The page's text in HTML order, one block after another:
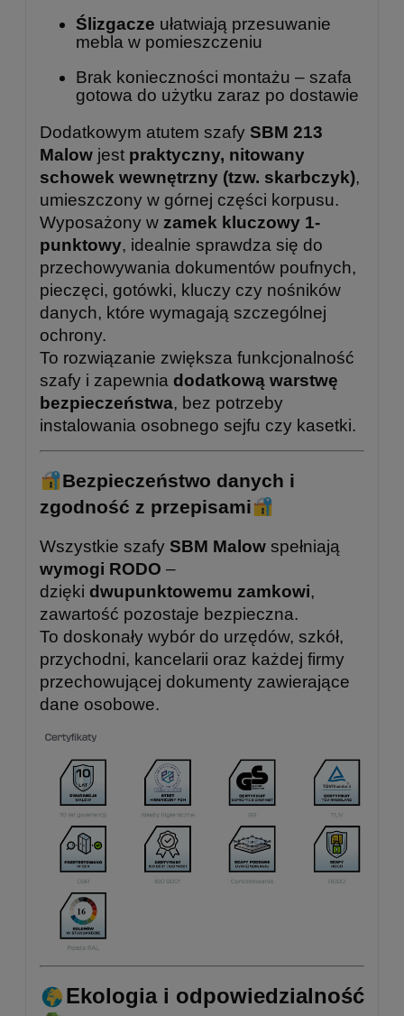
Ślizgacze ułatwiają przesuwanie
mebla w pomieszczeniu
Brak konieczności montażu – szafa
gotowa do użytku zaraz po dostawie
Dodatkowym atutem szafy SBM 213
Malow jest praktyczny, nitowany
schowek wewnętrzny (tzw. skarbczyk),
umieszczony w górnej części korpusu.
Wyposażony w zamek kluczowy 1-
punktowy, idealnie sprawdza się do
przechowywania dokumentów poufnych,
pieczęci, gotówki, kluczy czy nośników
danych, które wymagają szczególnej
ochrony.
To rozwiązanie zwiększa funkcjonalność
szafy i zapewnia dodatkową warstwę
bezpieczeństwa, bez potrzeby
instalowania osobnego sejfu czy kasetki.
Bezpieczeństwo danych i
zgodność z przepisami
Wszystkie szafy SBM Malow spełniają
wymogi RODO –
dzięki dwupunktowemu zamkowi,
zawartość pozostaje bezpieczna.
To doskonały wybór do urzędów, szkół,
przychodni, kancelarii oraz każdej firmy
przechowującej dokumenty zawierające
dane osobowe.
Ekologia i odpowiedzialność